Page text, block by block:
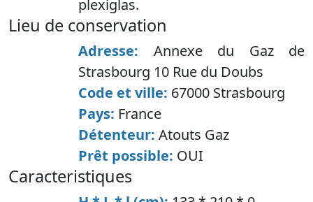
plexiglas.
lieu de conservation
Adresse: Annexe du Gaz de
Strasbourg 10 Rue du Doubs
Code et ville: 67000 Strasbourg
Pays: France
Détenteur: Atouts Gaz
Prêt possible: OUI
caracteristiques